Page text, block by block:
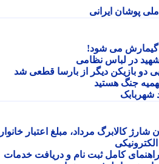
ایرانی
می شود!
در لباس نظامی
بازیکن دیگر از بارسا قطعی شد
جنگ هستید
۱۴۰۵ | زمان شارژ کالابرگ مرداد، مبلغ اعتبار خانوار و
کامل ثبت نام و دریافت خدمات